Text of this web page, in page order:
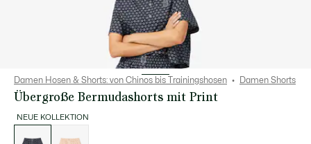
Damen Hosen & Shorts: von Chinos bis Trainingshosen Damen Shorts
Übergroße Bermudashorts mit Print
NEUE KOLLEKTION
Varianten